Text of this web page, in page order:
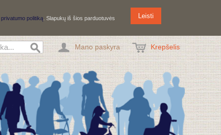
privatumo politiką . Slapukų iš šios parduotuvės
Leisti
Mano paskyra Krepšelis